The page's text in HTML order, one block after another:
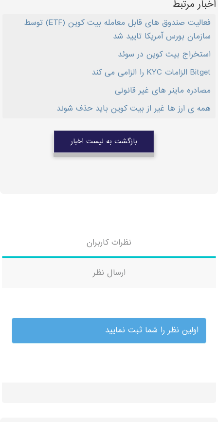
اخبار مرتبط
فعالیت صندوق های قابل معامله بیت کوین (ETF) توسط
سازمان بورس آمریکا تایید شد
استخراج بیت کوین در سوئد
Bitget الزامات KYC را الزامی می کند
مصادره ماینر های غیر قانونی
همه ی ارز ها غیر از بیت کوین باید حذف شوند
بازگشت به لیست اخبار
نظرات کاربران
ارسال نظر
اولین نظر را شما ثبت نمایید